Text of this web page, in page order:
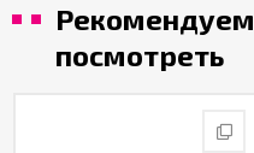
Рекомендуем
посмотреть